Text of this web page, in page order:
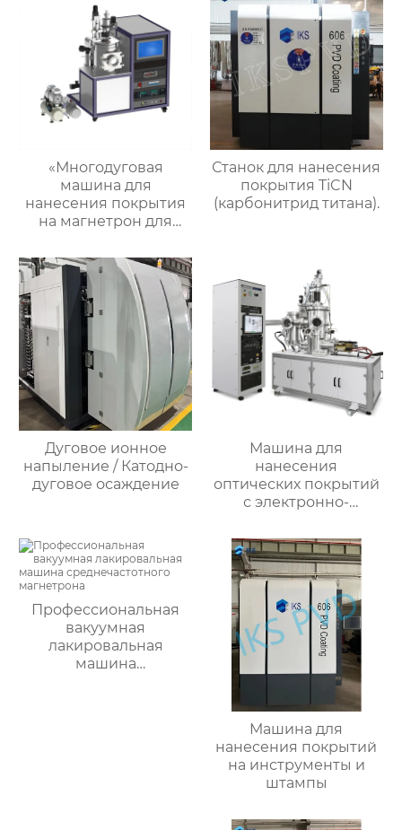
«Многодуговая
машина для
нанесения покрытия
на магнетрон для
телефонов:
повышение качества
производительности
процесса»
Станок для нанесения
покрытия TiCN
(карбонитрид титана).
Дуговое ионное
напыление / Катодно-
дуговое осаждение
Машина для
нанесения
оптических покрытий
с электронно-
Профессиональная
вакуумная
лакировальная
машина
Машина для
нанесения покрытий
на инструменты и
штампы